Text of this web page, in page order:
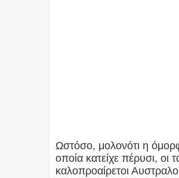
Ωστόσο, μολονότι η
οποία κατείχε πέρυσι, οι
καλοπροαίρετοι